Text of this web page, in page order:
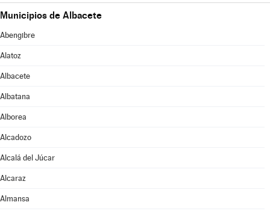
Municipios de Albacete
Abengibre
Alatoz
Albacete
Albatana
Alborea
Alcadozo
Alcalá del Júcar
Alcaraz
Almansa